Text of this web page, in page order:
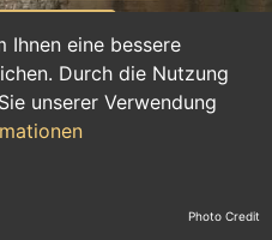
Ihnen eine bessere
Durch die Nutzung
unserer Verwendung
Ausbildung
Photo Credit